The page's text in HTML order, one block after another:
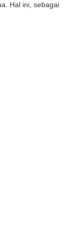
Hal ini, sebagai